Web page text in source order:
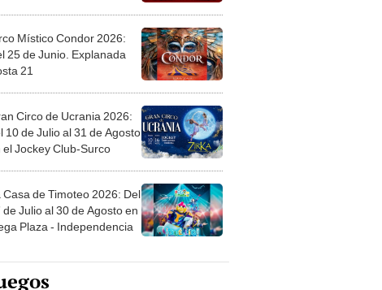
Místico Condor 2026:
25 de Junio. Explanada
21
Circo de Ucrania 2026:
10 de Julio al 31 de Agosto
el Jockey Club-Surco
Casa de Timoteo 2026: Del
de Julio al 30 de Agosto en
Plaza - Independencia